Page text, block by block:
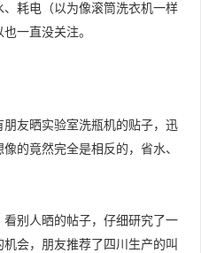
耗电（以为像滚筒洗衣机一样
一直没关注。
友晒实验室洗瓶机的贴子，迅
的竟然完全是相反的，省水、
别人晒的帖子，仔细研究了一
机会，朋友推荐了四川生产的叫